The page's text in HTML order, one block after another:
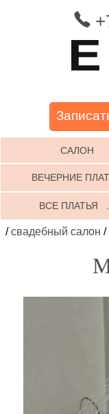
САЛОН
ВЕЧЕРНИЕ
ВСЕ ПЛАТЬЯ
/свадебный салон /